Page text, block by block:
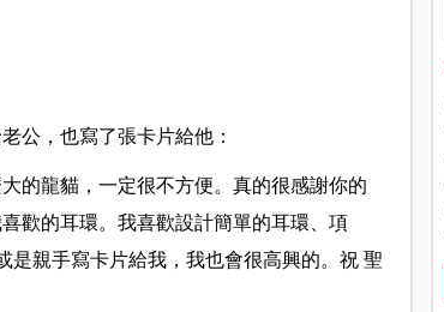
公，也寫了張卡片給他：
的龍貓，一定很不方便。真的很感謝你的
歡的耳環。我喜歡設計簡單的耳環、項
是親手寫卡片給我，我也會很高興的。祝 聖